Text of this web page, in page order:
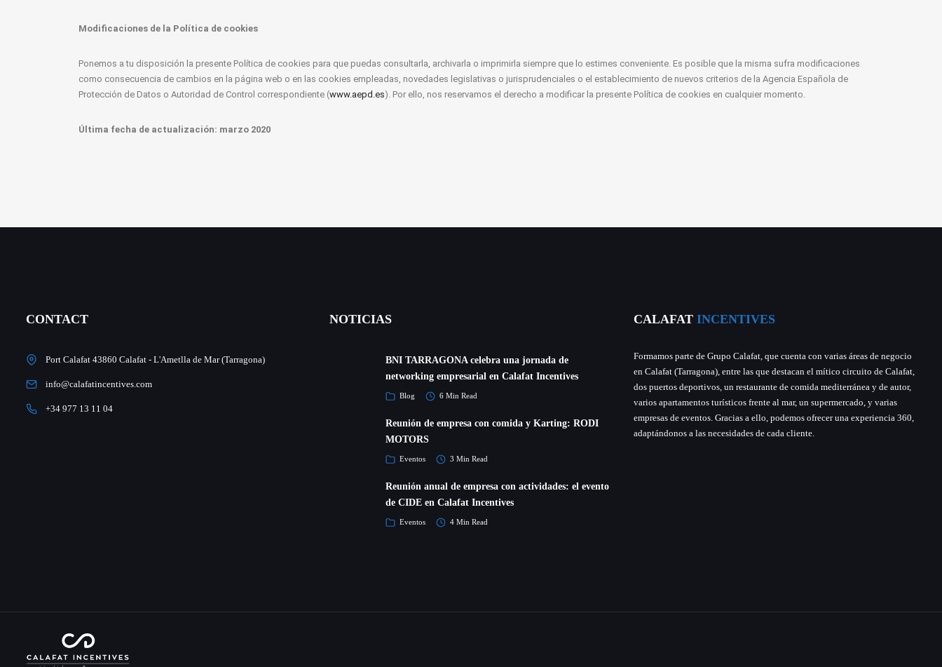
Modificaciones de la Política de cookies
Ponemos a tu disposición la presente Política de cookies para que puedas consultarla, archivarla o imprimirla siempre que lo estimes conveniente. Es posible que la misma sufra modificaciones
como consecuencia de cambios en la página web o en las cookies empleadas, novedades legislativas o jurisprudenciales o el establecimiento de nuevos criterios de la Agencia Española de
Protección de Datos o Autoridad de Control correspondiente (www.aepd.es). Por ello, nos reservamos el derecho a modificar la presente Política de cookies en cualquier momento.
Última fecha de actualización: marzo 2020
CONTACT
Port Calafat 43860 Calafat - L'Ametlla de Mar (Tarragona)
info@calafatincentives.com
+34 977 13 11 04
NOTICIAS
BNI TARRAGONA celebra una jornada de
networking empresarial en Calafat Incentives
Blog 6 Min Read
Reunión de empresa con comida y Karting: RODI
MOTORS
Eventos 3 Min Read
Reunión anual de empresa con actividades: el evento
de CIDE en Calafat Incentives
Eventos 4 Min Read
CALAFAT INCENTIVES
Formamos parte de Grupo Calafat, que cuenta con varias áreas de negocio
en Calafat (Tarragona), entre las que destacan el mítico circuito de Calafat,
dos puertos deportivos, un restaurante de comida mediterránea y de autor,
varios apartamentos turísticos frente al mar, un supermercado, y varias
empresas de eventos. Gracias a ello, podemos ofrecer una experiencia 360,
adaptándonos a las necesidades de cada cliente.